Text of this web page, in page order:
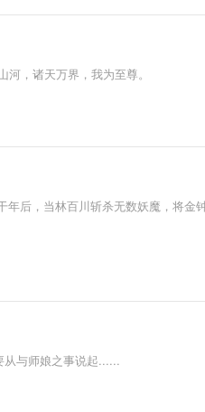
，诸天万界，我为至尊。
后，当林百川斩杀无数妖魔，将金
从与师娘之事说起......